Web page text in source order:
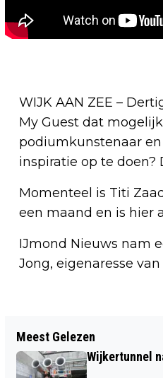
WIJK AAN ZEE –
My Guest dat
podiumkunstenaar
inspiratie op te doen?
Momenteel is Titi
een maand en is hier
IJmond Nieuws nam
Jong, eigenaresse
BEVERWIJKS
MARISSA
Meest Gelezen
Wijkertunnel